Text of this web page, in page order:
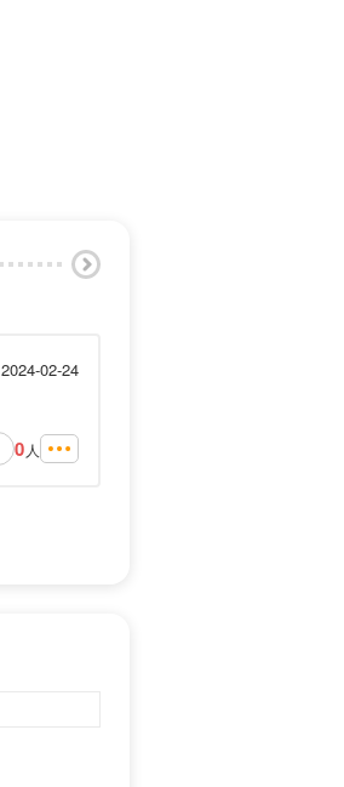
2024-02-24
0 人